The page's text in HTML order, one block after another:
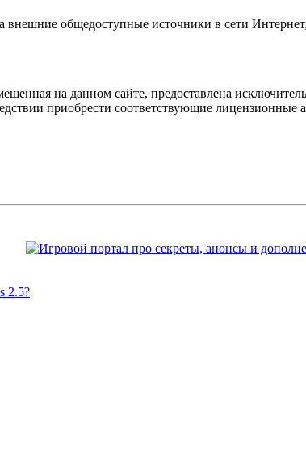
внешние общедоступные источники в сети
на данном сайте, предоставлена
приобрести соответствующие
2.5?